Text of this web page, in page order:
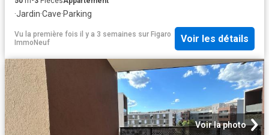
·Jardin·Cave·Parking
Vu la première fois il y a 3 semaines sur Figaro
ImmoNeuf
Voir les détails
Voir la photo